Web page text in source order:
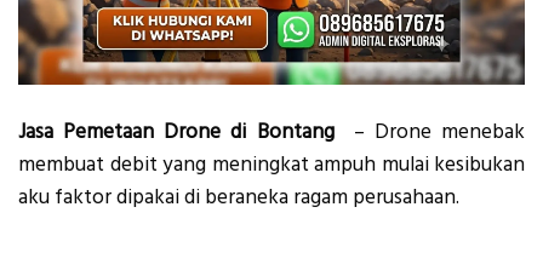
Jasa Pemetaan Drone di Bontang
– Drone menebak
membuat debit yang meningkat ampuh mulai kesibukan
aku faktor dipakai di beraneka ragam perusahaan.